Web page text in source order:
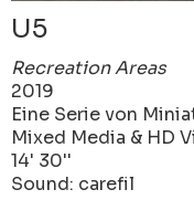
U5
Recreation Areas
2019
Eine Serie von
Mixed Media & HD
14' 30''
Sound: carefil